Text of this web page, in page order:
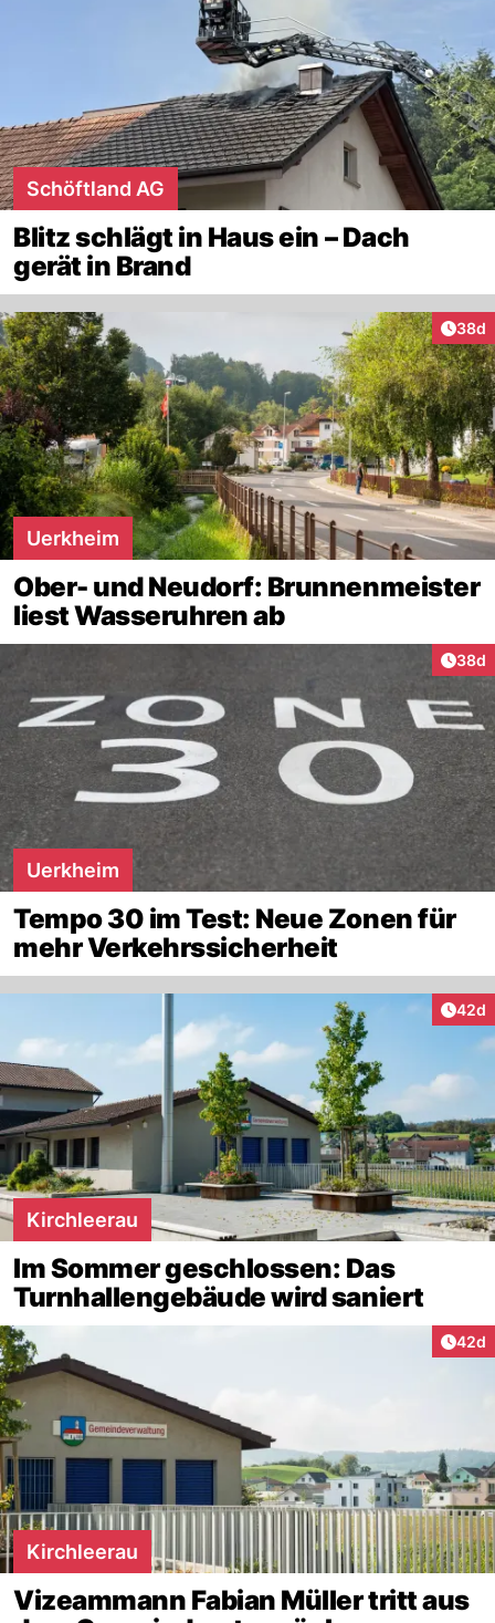
Schöftland AG
Blitz schlägt in Haus ein – Dach
gerät in Brand
38d
Uerkheim
Ober- und Neudorf: Brunnenmeister
liest Wasseruhren ab
38d
Uerkheim
Tempo 30 im Test: Neue Zonen für
mehr Verkehrssicherheit
42d
Kirchleerau
Im Sommer geschlossen: Das
Turnhallengebäude wird saniert
42d
Kirchleerau
Vizeammann Fabian Müller tritt aus